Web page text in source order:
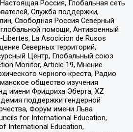
Россия, Глобальная сеть
Служба поддержки,
Свободная Россия Северный
помощи, Антивоенный
La Asocicion de Rusos
Северных территорий,
Центр, Глобальный союз
Monitor, Article 19, Мнение
черного креста, Радио
общество изучения
имени Фридриха Эберта, XZ
поддержки гендерной
Форум имени Льва
for International Education,
International Education,